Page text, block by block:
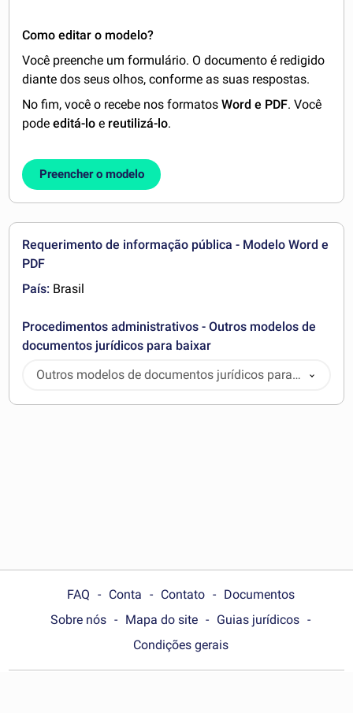
Como editar o modelo?
Você preenche um formulário. O documento é redigido
diante dos seus olhos, conforme as suas respostas.
No fim, você o recebe nos formatosWord e PDF. Você
podeeditá-lo e reutilizá-lo.
Preencher o modelo
Requerimento de informação pública - Modelo Word e
PDF
País: Brasil
Procedimentos administrativos - Outros modelos de
documentos jurídicos para baixar
Outros modelos de documentos jurídicos para
baixar
FAQ Conta Contato
Documentos
Sobre nós
Mapa do site
Guias jurídicos
Condições gerais